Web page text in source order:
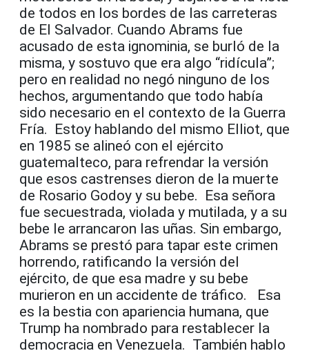
de todos en los bordes de las carreteras
de El Salvador. Cuando Abrams fue
acusado de esta ignominia, se burló de la
misma, y sostuvo que era algo “ridícula”;
pero en realidad no negó ninguno de los
hechos, argumentando que todo había
sido necesario en el contexto de la Guerra
Fría. Estoy hablando del mismo Elliot, que
en 1985 se alineó con el ejército
guatemalteco, para refrendar la versión
que esos castrenses dieron de la muerte
de Rosario Godoy y su bebe. Esa señora
fue secuestrada, violada y mutilada, y a su
bebe le arrancaron las uñas. Sin embargo,
Abrams se prestó para tapar este crimen
horrendo, ratificando la versión del
ejército, de que esa madre y su bebe
murieron en un accidente de tráfico. Esa
es la bestia con apariencia humana, que
Trump ha nombrado para restablecer la
democracia en Venezuela. También hablo